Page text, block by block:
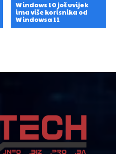
Windows 10 još uvijek
ima više korisnika od
Windowsa 11